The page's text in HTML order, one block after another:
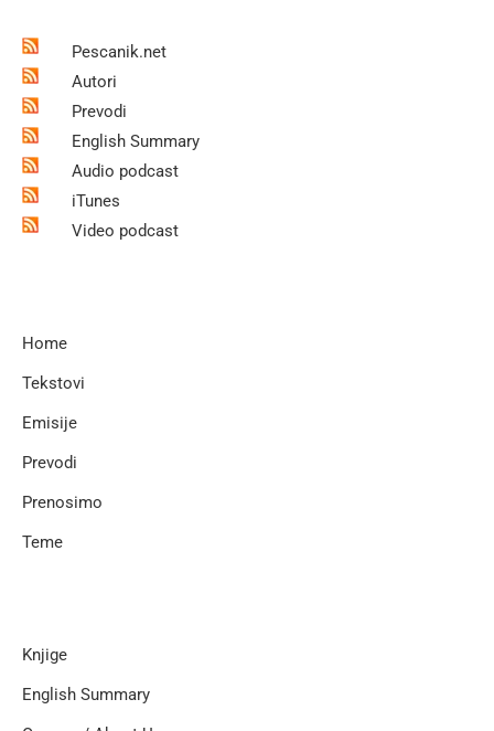
Pescanik.net
Autori
Prevodi
English Summary
Audio podcast
iTunes
Video podcast
Home
Tekstovi
Emisije
Prevodi
Prenosimo
Teme
Knjige
English Summary